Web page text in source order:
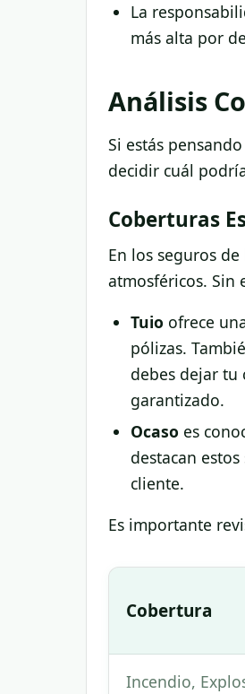
La
más alta por
Análisis
Si estás
decidir cuál
Coberturas
En los seguros
atmosféricos. Sin
Tuio ofrece
pólizas.
debes dejar tu
garantizado.
Ocaso es
destacan
cliente.
Es importante
Cobertura
Incendio,